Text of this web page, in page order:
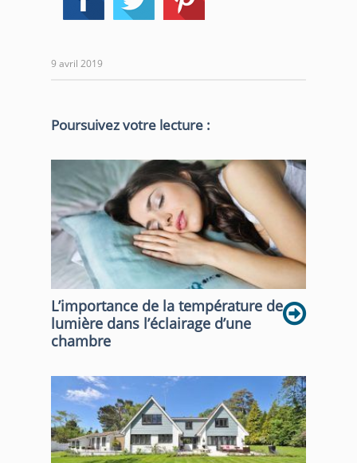
9 avril 2019
Poursuivez votre lecture :
L’importance de la température de
lumière dans l’éclairage d’une
chambre